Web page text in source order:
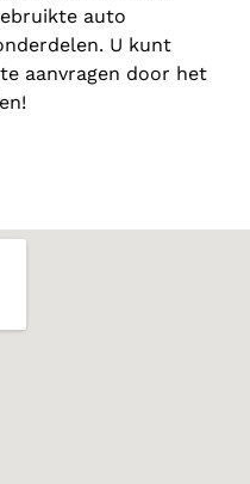
auto
U kunt
aanvragen door het